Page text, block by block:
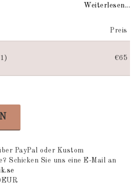
Weiterlesen...
Preis
€65
PayPal oder Kustom
Schicken Sie uns eine E-Mail an